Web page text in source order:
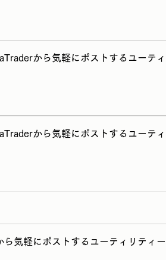
から気軽にポストするユーテ
から気軽にポストするユーテ
ら気軽にポストするユーティリティ